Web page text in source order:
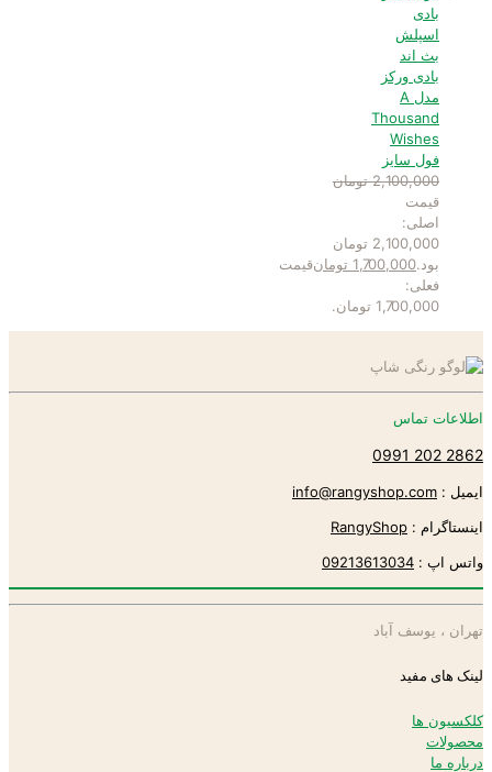
بادی
اسپلش
بث اند
بادی ورکز
مدل A
Thousand
Wishes
فول سایز
2,100,000 تومان
قیمت
اصلی:
2,100,000 تومان
بود.1,700,000 تومانقیمت
فعلی:
1,700,000 تومان.
اطلاعات تماس
2862 202 0991
ایمیل : info@rangyshop.com
اینستاگرام : RangyShop
واتس اپ : 09213613034
تهران ، یوسف آباد
لینک های مفید
کلکسیون ها
محصولات
درباره ما